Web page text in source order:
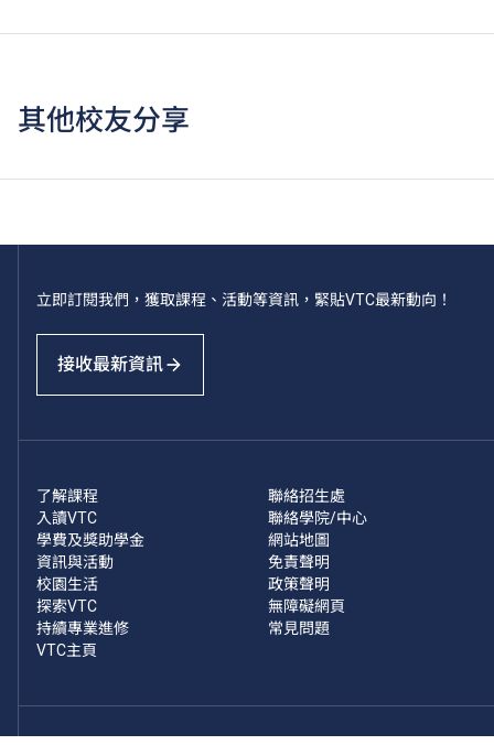
其他校友分享
立即訂閱我們，獲取課程、活動等資訊，緊貼VTC最新動向！
接收最新資訊
了解課程
入讀VTC
學費及獎助學金
資訊與活動
校園生活
探索VTC
持續專業進修
VTC主頁
聯絡招生處
聯絡學院/中心
網站地圖
免責聲明
政策聲明
無障礙網頁
常見問題